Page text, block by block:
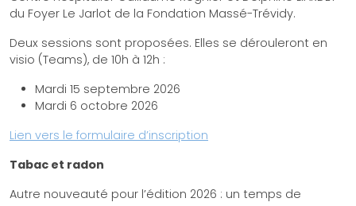
du Foyer Le Jarlot de la Fondation Massé-Trévidy.
Deux sessions sont proposées. Elles se dérouleront en
visio (Teams), de 10h à 12h :
Mardi 15 septembre 2026
Mardi 6 octobre 2026
Lien vers le formulaire d’inscription
Tabac et radon
Autre nouveauté pour l’édition 2026 : un temps de